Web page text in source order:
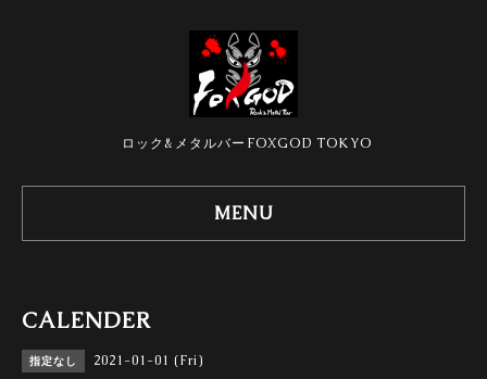
ロック&メタルバーFOXGOD TOKYO
MENU
CALENDER
指定なし 2021-01-01 (Fri)